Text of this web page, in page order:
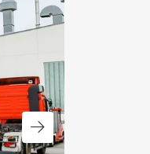
Nächster Slide